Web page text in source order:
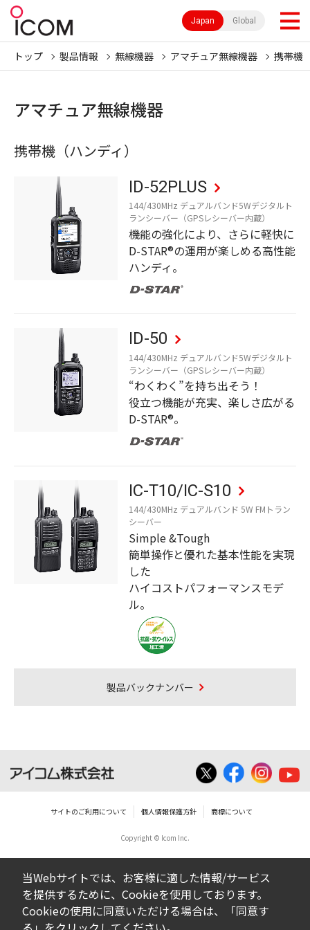
Japan Global
トップ 製品情報 無線機器 アマチュア無線機器 携帯機
アマチュア無線機器
携帯機（ハンディ）
ID-52PLUS
144/430MHz デュアルバンド5Wデジタルト
ランシーバー（GPSレシーバー内蔵）
機能の強化により、さらに軽快に
D-STAR®の運用が楽しめる高性能
ハンディ。
ID-50
144/430MHz デュアルバンド5Wデジタルト
ランシーバー（GPSレシーバー内蔵）
“わくわく”を持ち出そう！
役立つ機能が充実、楽しさ広がる
D-STAR®。
IC-T10/IC-S10
144/430MHz デュアルバンド 5W FMトラン
シーバー
Simple &Tough
簡単操作と優れた基本性能を実現
した
ハイコストパフォーマンスモデ
ル。
製品バックナンバー
サイトのご利用について 個人情報保護方針 商標について
Copyright © Icom Inc.
当Webサイトでは、お客様に適した情報/サービス
を提供するために、Cookieを使用しております。
Cookieの使用に同意いただける場合は、「同意す